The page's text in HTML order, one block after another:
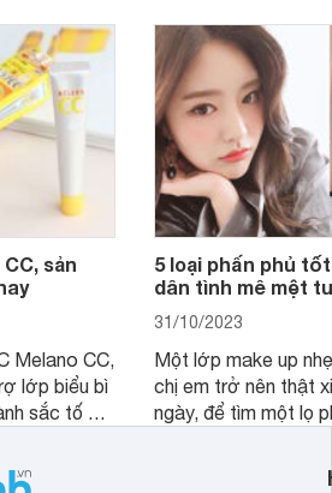
gội, xả, trang bị cả
mà vẫn chưa cải
sản
Melano CC,
lớp biểu bì
sắc tố da,
5 loại phấn phủ
dân tình mê mệt
31/10/2023
Một lớp make up
chị em trở nên thật
ngày, để tìm một lọ
ngày dài cần đọc